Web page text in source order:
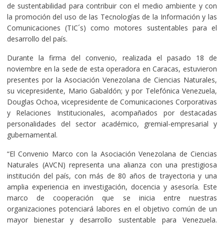
de sustentabilidad para contribuir con el medio ambiente y con
la promoción del uso de las Tecnologías de la Información y las
Comunicaciones (TIC´s) como motores sustentables para el
desarrollo del país.
Durante la firma del convenio, realizada el pasado 18 de
noviembre en la sede de esta operadora en Caracas, estuvieron
presentes por la Asociación Venezolana de Ciencias Naturales,
su vicepresidente, Mario Gabaldón; y por Telefónica Venezuela,
Douglas Ochoa, vicepresidente de Comunicaciones Corporativas
y Relaciones Institucionales, acompañados por destacadas
personalidades del sector académico, gremial-empresarial y
gubernamental.
“El Convenio Marco con la Asociación Venezolana de Ciencias
Naturales (AVCN) representa una alianza con una prestigiosa
institución del país, con más de 80 años de trayectoria y una
amplia experiencia en investigación, docencia y asesoría. Este
marco de cooperación que se inicia entre nuestras
organizaciones potenciará labores en el objetivo común de un
mayor bienestar y desarrollo sustentable para Venezuela.